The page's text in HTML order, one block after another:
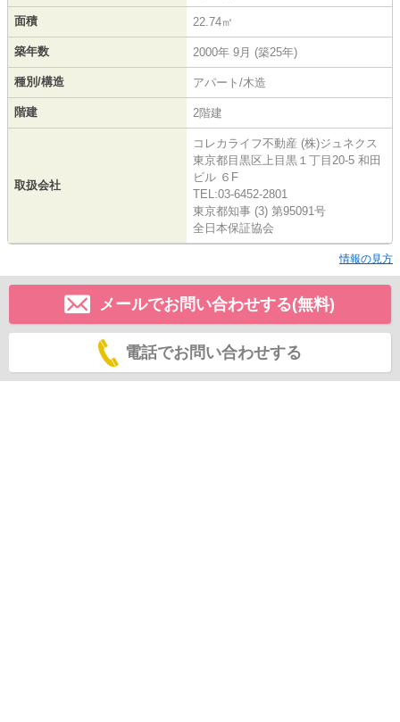
面積 22.74㎡
築年数 2000年 9月 (築25年)
種別/構造 アパート/木造
階建 2階建
取扱会社
コレカライフ不動産 (株)ジュネクス
東京都目黒区上目黒１丁目20-5 和田
ビル ６F
TEL:03-6452-2801
東京都知事 (3) 第95091号
全日本保証協会
情報の見方
メールでお問い合わせする(無料)
電話でお問い合わせする